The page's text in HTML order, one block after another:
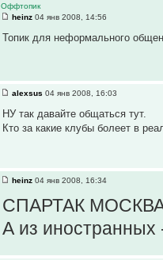
Оффтопик
heinz 04 янв 2008, 14:56
Топик для неформального
alexsus 04 янв 2008, 16:03
НУ так давайте общаться тут.
Кто за какие клубы болеет в
heinz 04 янв 2008, 16:34
СПАРТАК
А из